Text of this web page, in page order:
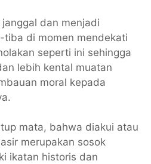
dan menjadi
di momen mendekati
seperti ini sehingga
lebih kental muatan
moral kepada
mata, bahwa diakui atau
merupakan sosok
ikatan historis dan